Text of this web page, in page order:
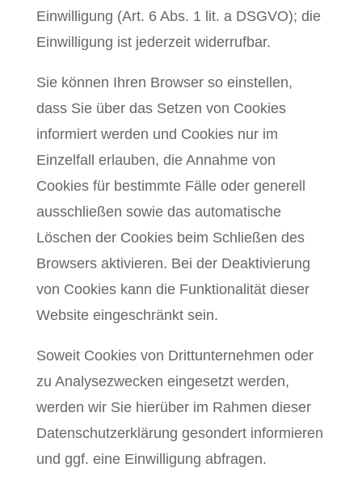
Einwilligung (Art. 6 Abs. 1 lit. a DSGVO); die
Einwilligung ist jederzeit widerrufbar.
Sie können Ihren Browser so einstellen,
dass Sie über das Setzen von Cookies
informiert werden und Cookies nur im
Einzelfall erlauben, die Annahme von
Cookies für bestimmte Fälle oder generell
ausschließen sowie das automatische
Löschen der Cookies beim Schließen des
Browsers aktivieren. Bei der Deaktivierung
von Cookies kann die Funktionalität dieser
Website eingeschränkt sein.
Soweit Cookies von Drittunternehmen oder
zu Analysezwecken eingesetzt werden,
werden wir Sie hierüber im Rahmen dieser
Datenschutzerklärung gesondert informieren
und ggf. eine Einwilligung abfragen.